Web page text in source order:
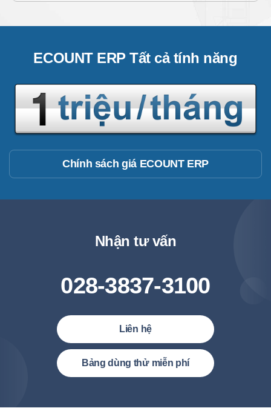
ECOUNT ERP Tất cả tính năng
Chính sách giá ECOUNT ERP
Nhận tư vấn
028-3837-3100
Liên hệ
Bảng dùng thử miễn phí
Việt Nam (Tiếng Việt)